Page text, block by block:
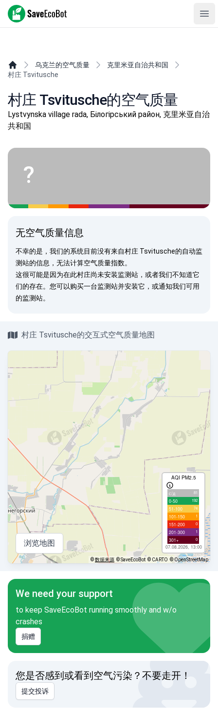
SaveEcoBot
乌克兰的空气质量
克里米亚自治共和国
村庄 Tsvitusche
村庄 Tsvitusche的空气质量
Lystvynska village rada, Білогірський район, 克里米亚自治
共和国
?
无空气质量信息
不幸的是，我们的系统目前没有来自村庄 Tsvitusche的自动监
测站的信息，无法计算空气质量指数。
这很可能是因为在此村庄尚未安装监测站，或者我们不知道它
们的存在。您可以购买一台监测站并安装它，或通知我们可用
的监测站。
村庄 Tsvitusche的交互式空气质量地图
AQI PM2.5
с/д 81
0-50 192
51-100 74
101-150 1
151-200 0
201-300 1
301+ 0
07.08.2026, 13:00
浏览地图
©数据来源 © SaveEcoBot © CARTO © OpenStreetMap
We need your support
to keep SaveEcoBot running smoothly and w/o
crashes
捐赠
您是否感到或看到空气污染？不要走开！
提交投诉